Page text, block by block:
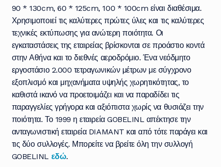
90 * 130cm, 60 * 125cm, 100 * 100cm είναι διαθέσιμα.
Χρησιμοποιεί τις καλύτερες πρώτες ύλες και τις καλύτερες
τεχνικές εκτύπωσης για ανώτερη ποιότητα. Οι
εγκαταστάσεις της εταιρείας βρίσκονται σε προάστιο κοντά
στην Αθήνα και το διεθνές αεροδρόμιο. Ένα νεόδμητο
εργοστάσιο 2.000 τετραγωνικών μέτρων με σύγχρονο
εξοπλισμό και μηχανήματα υψηλής χωρητικότητας, το
καθιστά ικανό να προετοιμάζει και να παραδίδει τις
παραγγελίες γρήγορα και αξιόπιστα χωρίς να θυσιάζει την
ποιότητα. Το 1999 η εταιρεία GOBELINL απέκτησε την
ανταγωνιστική εταιρεία DIAMANT και από τότε παράγει και
τις δύο συλλογές. Μπορείτε να βρείτε όλη την συλλογή
GOBELINL εδώ.